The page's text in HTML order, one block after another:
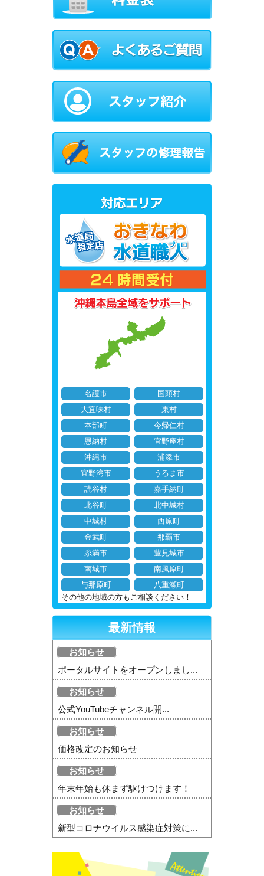
名護市
国頭村
大宜味村
東村
本部町
今帰仁村
恩納村
宜野座村
沖縄市
浦添市
宜野湾市
うるま市
読谷村
嘉手納町
北谷町
北中城村
中城村
西原町
金武町
那覇市
糸満市
豊見城市
南城市
南風原町
与那原町
八重瀬町
その他の地域の方もご相談ください！
最新情報
お知らせ
ポータルサイトをオープンしまし...
お知らせ
公式YouTubeチャンネル開...
お知らせ
価格改定のお知らせ
お知らせ
年末年始も休まず駆けつけます！
お知らせ
新型コロナウイルス感染症対策に...